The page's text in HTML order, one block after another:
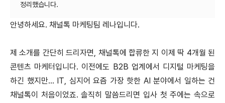
안녕하세요. 채널톡 마케팅팀 레나입니다.
제 소개를 간단히 드리자면, 채널톡에 합류한 지 이제 딱 4개월 된
콘텐츠 마케터입니다. 이전에도 B2B 업계에서 디지털 마케팅을
하긴 했지만… IT, 심지어 요즘 가장 핫한 AI 분야에서 일하는 건
채널톡이 처음이었죠. 솔직히 말씀드리면 입사 첫 주에는 속으로